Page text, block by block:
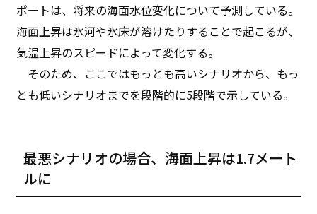
ポートは、将来の海面水位変化について予測している。
海面上昇は氷河や氷床が溶けたりすることで起こるが、
気温上昇のスピードによって変化する。
そのため、ここではもっとも高いシナリオから、もっ
とも低いシナリオまでを段階的に5段階で示している。
最悪シナリオの場合、海面上昇は1.7メート
ルに